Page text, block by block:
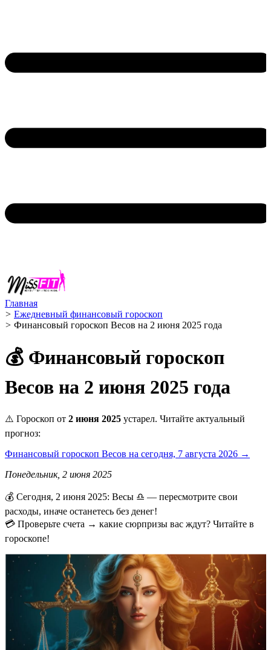
Главная
> Ежедневный финансовый гороскоп
> Финансовый гороскоп Весов на 2 июня 2025 года
💰 Финансовый гороскоп
Весов на 2 июня 2025 года
⚠️ Гороскоп от 2 июня 2025 устарел. Читайте актуальный
прогноз:
Финансовый гороскоп Весов на сегодня, 7 августа 2026 →
Понедельник, 2 июня 2025
💰 Сегодня, 2 июня 2025: Весы ♎ — пересмотрите свои
расходы, иначе останетесь без денег!
💳 Проверьте счета → какие сюрпризы вас ждут? Читайте в
гороскопе!